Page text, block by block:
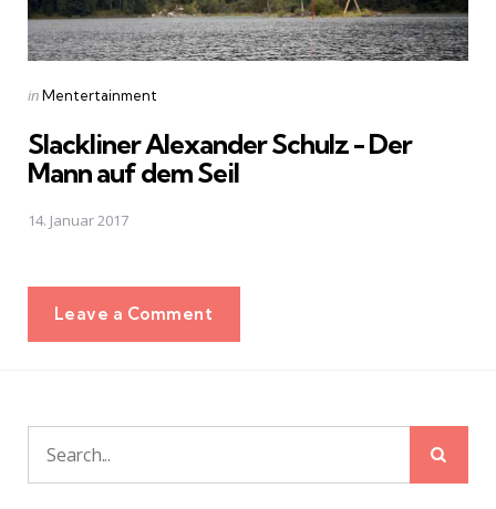
Posted
inMentertainment
Slackliner Alexander Schulz - Der
Mann auf dem Seil
14. Januar 2017
Leave a Comment
Search
for: